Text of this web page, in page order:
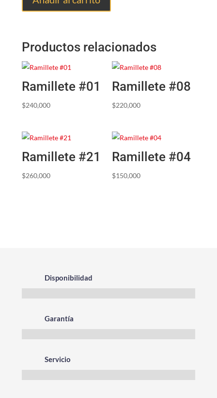
Productos relacionados
Ramillete #01
$240,000
Ramillete #08
$220,000
Ramillete #21
$260,000
Ramillete #04
$150,000
Disponibilidad
Garantía
Servicio